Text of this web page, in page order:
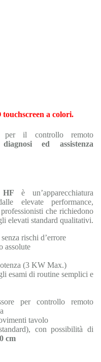
a colori.
per il controllo remoto
ed assistenza
HF è un’apparecchiatura
elevate performance,
che richiedono
elevati standard qualitativi.
rischi d’errore
assolute
(3 KW Max.)
esami di routine semplici e
per controllo remoto
tavolo
con possibilità di
cm